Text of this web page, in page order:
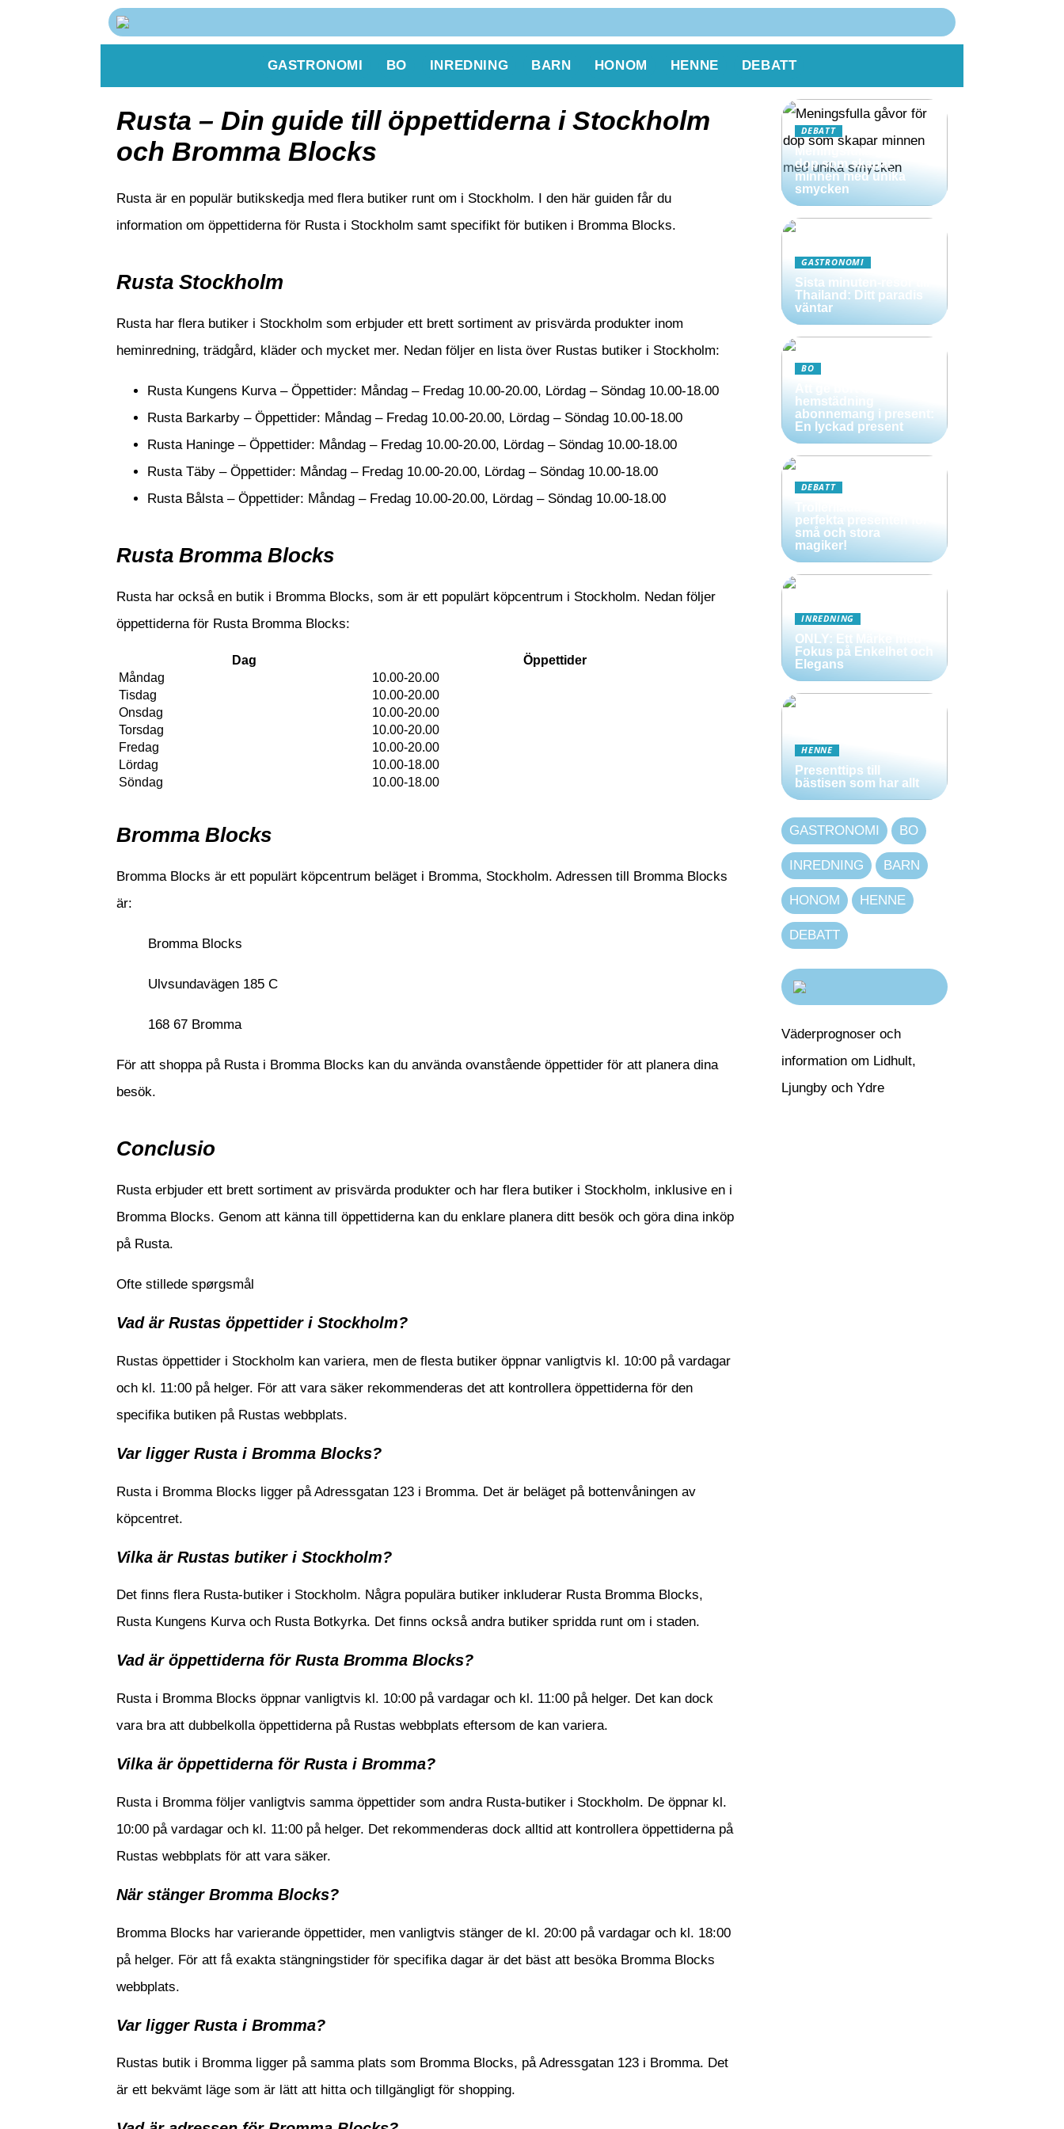
GASTRONOMI BO INREDNING BARN HONOM HENNE DEBATT
Rusta – Din guide till öppettiderna i Stockholm
och Bromma Blocks
Rusta är en populär butikskedja med flera butiker runt om i Stockholm. I den här guiden får du
information om öppettiderna för Rusta i Stockholm samt specifikt för butiken i Bromma Blocks.
Rusta Stockholm
Rusta har flera butiker i Stockholm som erbjuder ett brett sortiment av prisvärda produkter inom
heminredning, trädgård, kläder och mycket mer. Nedan följer en lista över Rustas butiker i Stockholm:
Rusta Kungens Kurva – Öppettider: Måndag – Fredag 10.00-20.00, Lördag – Söndag 10.00-18.00
Rusta Barkarby – Öppettider: Måndag – Fredag 10.00-20.00, Lördag – Söndag 10.00-18.00
Rusta Haninge – Öppettider: Måndag – Fredag 10.00-20.00, Lördag – Söndag 10.00-18.00
Rusta Täby – Öppettider: Måndag – Fredag 10.00-20.00, Lördag – Söndag 10.00-18.00
Rusta Bålsta – Öppettider: Måndag – Fredag 10.00-20.00, Lördag – Söndag 10.00-18.00
Rusta Bromma Blocks
Rusta har också en butik i Bromma Blocks, som är ett populärt köpcentrum i Stockholm. Nedan följer
öppettiderna för Rusta Bromma Blocks:
Dag
Öppettider
Måndag
10.00-20.00
Tisdag
10.00-20.00
Onsdag
10.00-20.00
Torsdag
10.00-20.00
Fredag
10.00-20.00
Lördag
10.00-18.00
Söndag
10.00-18.00
Bromma Blocks
Bromma Blocks är ett populärt köpcentrum beläget i Bromma, Stockholm. Adressen till Bromma Blocks
är:
Bromma Blocks
Ulvsundavägen 185 C
168 67 Bromma
För att shoppa på Rusta i Bromma Blocks kan du använda ovanstående öppettider för att planera dina
besök.
Conclusio
Rusta erbjuder ett brett sortiment av prisvärda produkter och har flera butiker i Stockholm, inklusive en i
Bromma Blocks. Genom att känna till öppettiderna kan du enklare planera ditt besök och göra dina inköp
på Rusta.
Ofte stillede spørgsmål
Vad är Rustas öppettider i Stockholm?
Rustas öppettider i Stockholm kan variera, men de flesta butiker öppnar vanligtvis kl. 10:00 på vardagar
och kl. 11:00 på helger. För att vara säker rekommenderas det att kontrollera öppettiderna för den
specifika butiken på Rustas webbplats.
Var ligger Rusta i Bromma Blocks?
Rusta i Bromma Blocks ligger på Adressgatan 123 i Bromma. Det är beläget på bottenvåningen av
köpcentret.
Vilka är Rustas butiker i Stockholm?
Det finns flera Rusta-butiker i Stockholm. Några populära butiker inkluderar Rusta Bromma Blocks,
Rusta Kungens Kurva och Rusta Botkyrka. Det finns också andra butiker spridda runt om i staden.
Vad är öppettiderna för Rusta Bromma Blocks?
Rusta i Bromma Blocks öppnar vanligtvis kl. 10:00 på vardagar och kl. 11:00 på helger. Det kan dock
vara bra att dubbelkolla öppettiderna på Rustas webbplats eftersom de kan variera.
Vilka är öppettiderna för Rusta i Bromma?
Rusta i Bromma följer vanligtvis samma öppettider som andra Rusta-butiker i Stockholm. De öppnar kl.
10:00 på vardagar och kl. 11:00 på helger. Det rekommenderas dock alltid att kontrollera öppettiderna på
Rustas webbplats för att vara säker.
När stänger Bromma Blocks?
Bromma Blocks har varierande öppettider, men vanligtvis stänger de kl. 20:00 på vardagar och kl. 18:00
på helger. För att få exakta stängningstider för specifika dagar är det bäst att besöka Bromma Blocks
webbplats.
Var ligger Rusta i Bromma?
Rustas butik i Bromma ligger på samma plats som Bromma Blocks, på Adressgatan 123 i Bromma. Det
är ett bekvämt läge som är lätt att hitta och tillgängligt för shopping.
DEBATT
Meningsfulla gåvor för
dop som skapar
minnen med unika
smycken
GASTRONOMI
Sista minuten-resor till
Thailand: Ditt paradis
väntar
BO
hemstädning
abonnemang i present:
En lyckad present
DEBATT
perfekta presenten för
små och stora
magiker!
INREDNING
ONLY: Ett Märke med
Fokus på Enkelhet och
Elegans
HENNE
Presenttips till
bästisen som har allt
GASTRONOMI BO
INREDNING BARN
HONOM HENNE
DEBATT
Väderprognoser och
information om Lidhult,
Ljungby och Ydre